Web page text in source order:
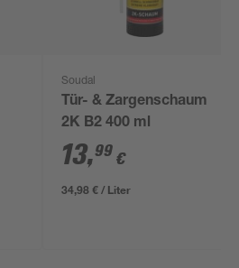
Soudal
Tür- & Zargenschaum
2K B2 400 ml
13,99 €
34,98 € / Liter